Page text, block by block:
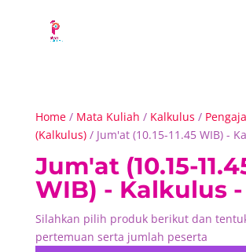
Home/ Mata Kuliah / Kalkulus /
(Kalkulus)/ Jum'at (10.15-11.45 WIB) -
Jum'at (10.15-
WIB) - Kalkulus
Silahkan pilih produk berikut dan
pertemuan serta jumlah peserta